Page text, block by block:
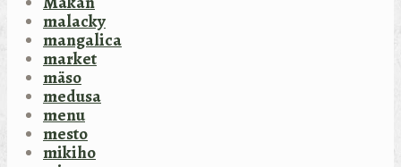
malacky
mangalica
market
mäso
medusa
menu
mesto
mikiho